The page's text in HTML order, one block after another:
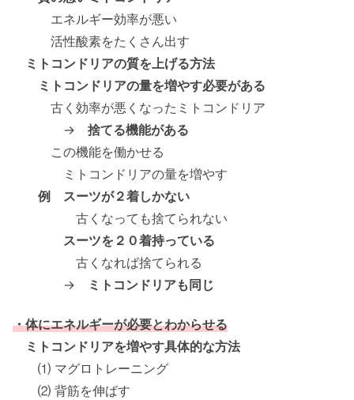
エネルギー効率が悪い
活性酸素をたくさん出す
ミトコンドリアの質を上げる方法
ミトコンドリアの量を増やす必要がある
古く効率が悪くなったミトコンドリア
→ 捨てる機能がある
この機能を働かせる
ミトコンドリアの量を増やす
例 スーツが２着しかない
古くなっても捨てられない
スーツを２０着持っている
古くなれば捨てられる
→
ミトコンドリアも同じ
・体にエネルギーが必要とわからせる
ミトコンドリアを増やす具体的な方法
⑴ マグロトレーニング
⑵ 背筋を伸ばす